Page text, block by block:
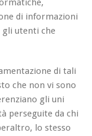
di informazioni
gli utenti che
di tali
che non vi sono
gli uni
perseguite da chi
lo stesso